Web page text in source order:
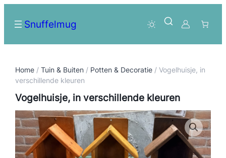
Snuffelmug
Home /Tuin & Buiten / Potten & Decoratie / Vogelhuisje, in
verschillende kleuren
Vogelhuisje, in verschillende kleuren